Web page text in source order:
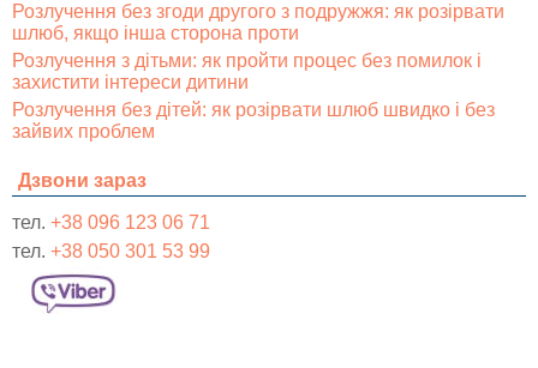
Розлучення без згоди другого з подружжя: як розірвати
шлюб, якщо інша сторона проти
Розлучення з дітьми: як пройти процес без помилок і
захистити інтереси дитини
Розлучення без дітей: як розірвати шлюб швидко і без
зайвих проблем
Дзвони зараз
тел. +38 096 123 06 71
тел. +38 050 301 53 99